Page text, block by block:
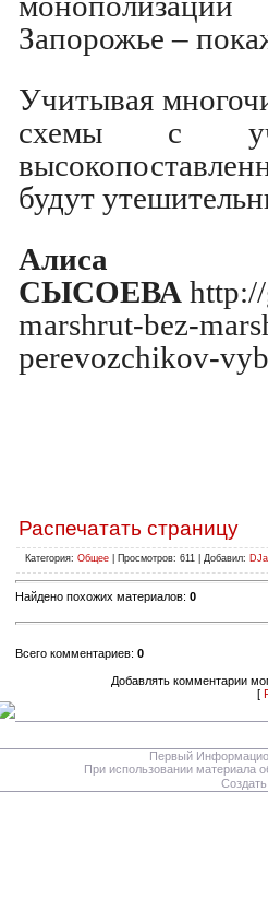
Запорожье –
Учитывая
схемы с
будут
Алиса
СЫСОЕВА
marshrut-bez-
perevozchikov-
Распечатать страницу
Категория: Общее | Просмотров: 611 | Добавил:
Найдено похожих материалов: 0
Всего комментариев: 0
Добавлять комментарии
[
Первый
При использовании материала